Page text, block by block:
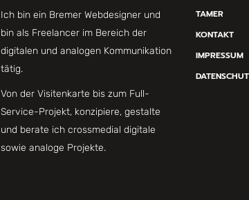
Ich bin ein Bremer Webdesigner und
bin als Freelancer im Bereich der
digitalen und analogen Kommunikation
tätig.
Von der Visitenkarte bis zum Full-
Service-Projekt, konzipiere, gestalte
und berate ich crossmedial digitale
sowie analoge Projekte.
TAMER
KONTAKT
IMPRESSUM